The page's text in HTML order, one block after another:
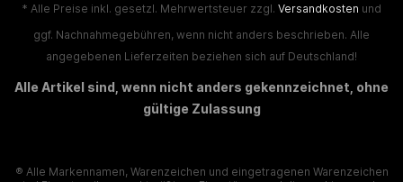
* Alle Preise inkl. gesetzl. Mehrwertsteuer zzgl. Versandkosten und
ggf. Nachnahmegebühren, wenn nicht anders beschrieben. Alle
angegebenen Lieferzeiten beziehen sich auf Deutschland!
Alle Artikel sind, wenn nicht anders gekennzeichnet, ohne
gültige Zulassung
® Alle Markennamen, Warenzeichen und eingetragenen Warenzeichen